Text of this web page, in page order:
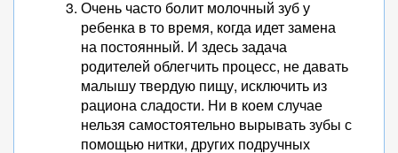
Очень часто болит молочный зуб у
ребенка в то время, когда идет замена
на постоянный. И здесь задача
родителей облегчить процесс, не давать
малышу твердую пищу, исключить из
рациона сладости. Ни в коем случае
нельзя самостоятельно вырывать зубы с
помощью нитки, других подручных